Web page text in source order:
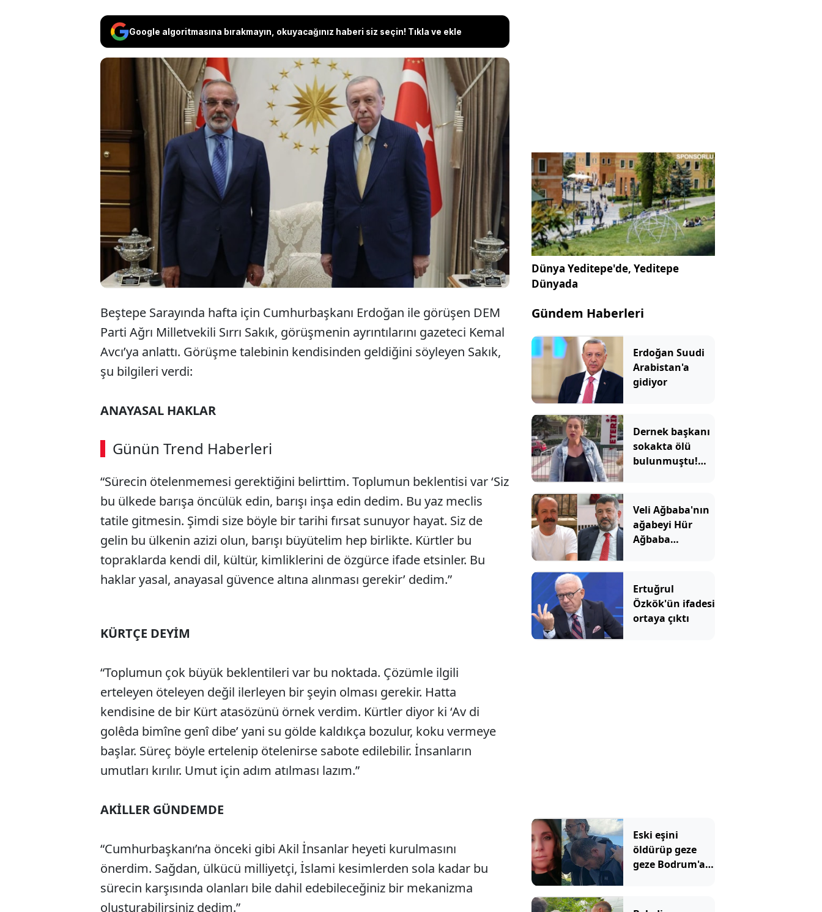
Google algoritmasına bırakmayın, okuyacağınız haberi siz seçin! Tıkla ve ekle
Sakık’tan Erdoğan’a: ‘Siz barışı inşa edin, bu ülkenin
azizi olun. Süreç ötelenirse sabote edilebilir. Bu yaz
meclis tatile gitmesin”
Beştepe Sarayında hafta için Cumhurbaşkanı Erdoğan ile görüşen DEM
Parti Ağrı Milletvekili Sırrı Sakık, görüşmenin ayrıntılarını gazeteci Kemal
Avcı’ya anlattı. Görüşme talebinin kendisinden geldiğini söyleyen Sakık,
şu bilgileri verdi:
ANAYASAL HAKLAR
Günün Trend Haberleri
“Sürecin ötelenmemesi gerektiğini belirttim. Toplumun beklentisi var ‘Siz
bu ülkede barışa öncülük edin, barışı inşa edin dedim. Bu yaz meclis
tatile gitmesin. Şimdi size böyle bir tarihi fırsat sunuyor hayat. Siz de
gelin bu ülkenin azizi olun, barışı büyütelim hep birlikte. Kürtler bu
topraklarda kendi dil, kültür, kimliklerini de özgürce ifade etsinler. Bu
haklar yasal, anayasal güvence altına alınması gerekir’ dedim.”
KÜRTÇE DEYİM
“Toplumun çok büyük beklentileri var bu noktada. Çözümle ilgili
erteleyen öteleyen değil ilerleyen bir şeyin olması gerekir. Hatta
kendisine de bir Kürt atasözünü örnek verdim. Kürtler diyor ki ‘Av di
golêda bimîne genî dibe’ yani su gölde kaldıkça bozulur, koku vermeye
başlar. Süreç böyle ertelenip ötelenirse sabote edilebilir. İnsanların
umutları kırılır. Umut için adım atılması lazım.”
AKİLLER GÜNDEMDE
“Cumhurbaşkanı’na önceki gibi Akil İnsanlar heyeti kurulmasını
önerdim. Sağdan, ülkücü milliyetçi, İslami kesimlerden sola kadar bu
sürecin karşısında olanları bile dahil edebileceğiniz bir mekanizma
oluşturabilirsiniz dedim.”
Dünya Yeditepe'de, Yeditepe
Dünyada
Gündem Haberleri
Erdoğan Suudi
Arabistan'a
gidiyor
Dernek başkanı
sokakta ölü
bulunmuştu!
Veli Ağbaba'nın
ağabeyi Hür
Ağbaba
Ertuğrul
Özkök'ün ifadesi
ortaya çıktı
Eski eşini
öldürüp geze
geze Bodrum'a
emsal olacak